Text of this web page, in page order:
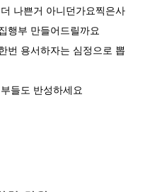
나쁜거 아니던가요찍은사
행부 만들어드릴까요
번 용서하자는 심정으로 뽑
들도 반성하세요